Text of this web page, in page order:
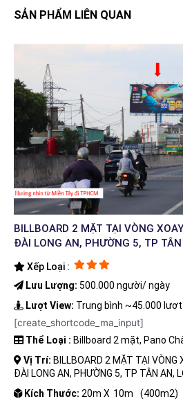
SẢN PHẨM LIÊN QUAN
BILLBOARD 2 MẶT TẠI VÒNG
ĐÀI LONG AN, PHƯỜNG 5, TP
Xếp Loại :
Lưu Lượng: 500.000 người/ ngày
Lượt View: Trung bình ~45.000
[create_shortcode_ma_input]
Thể Loại : Billboard 2 mặt, Pano
Vị Trí: BILLBOARD 2 MẶT TẠI VÒNG
ĐÀI LONG AN, PHƯỜNG 5, TP TÂN AN,
Kích Thước: 20m X 10m
(400m2)